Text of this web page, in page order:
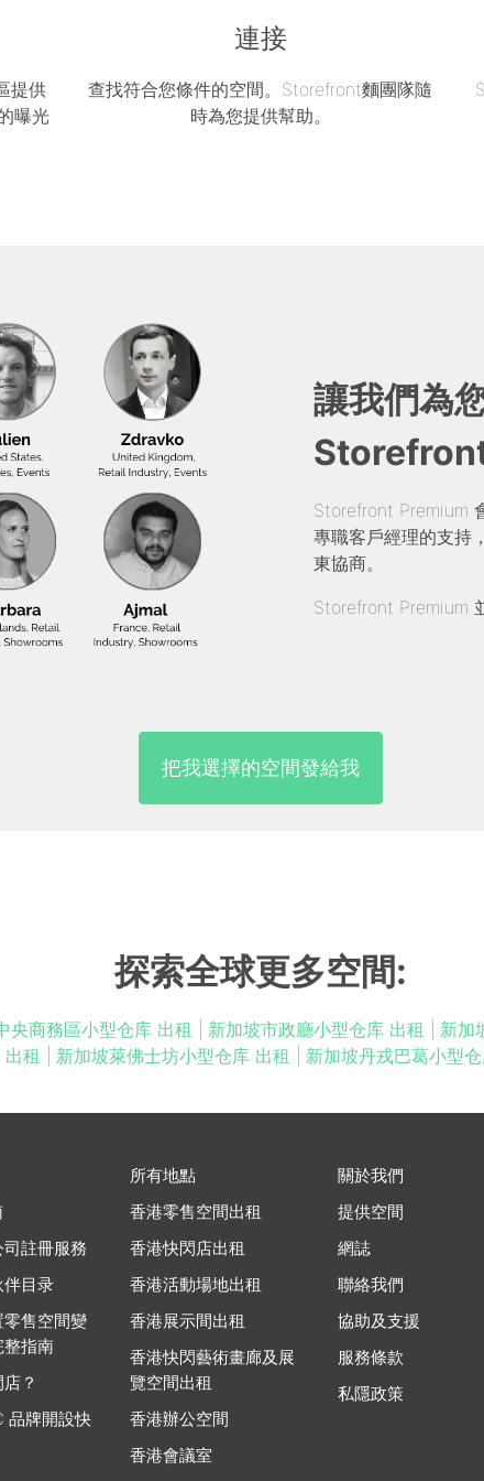
提供
曝光
連接
查找符合您條件的空間。Storefront麵團隊隨
時為您提供幫助。
讓我們為
Storefront Premium
專職客戶經理的支持
東協商。
Storefront Premium
把我選擇的空間發給我
探索全球更多空間:
央商務區小型仓库 出租 新加坡市政廳小型仓库 出租 新加
出租
新加坡萊佛士坊小型仓库 出租 新加坡丹戎巴葛小型
註冊服務
伴目录
售空間變
整指南
？
品牌開設快
所有地點
香港零售空間出租
香港快閃店出租
香港活動場地出租
香港展示間出租
香港快閃藝術畫廊及展
覽空間出租
香港辦公空間
香港會議室
關於我們
提供空間
網誌
聯絡我們
協助及支援
服務條款
私隱政策